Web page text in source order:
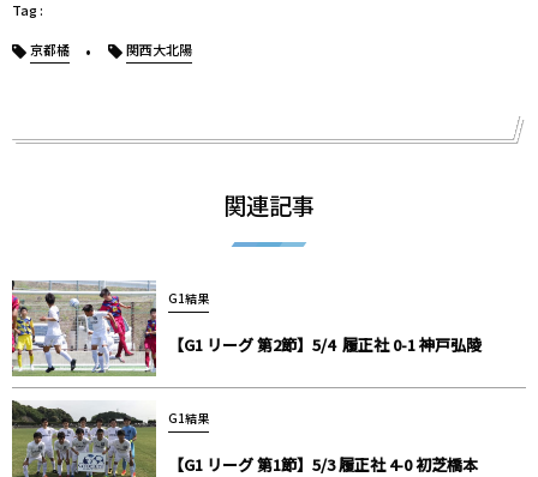
京都橘 関西大北陽
関連記事
G1結果
【G1 リーグ 第2節】5/4 履正社 0-1 神戸弘陵
G1結果
【G1 リーグ 第1節】5/3 履正社 4-0 初芝橋本